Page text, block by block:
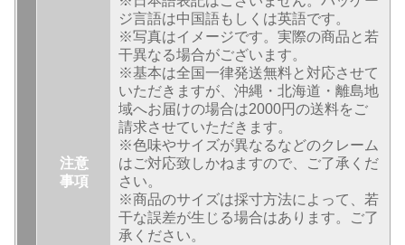
注意
事項
ジ言語は中国語もしくは英語です。
※写真はイメージです。実際の商品と若
干異なる場合がございます。
※基本は全国一律発送無料と対応させて
いただきますが、沖縄・北海道・離島地
域へお届けの場合は2000円の送料をご
請求させていただきます。
※色味やサイズが異なるなどのクレーム
はご対応致しかねますので、ご了承くだ
さい。
※商品のサイズは採寸方法によって、若
干な誤差が生じる場合はあります。ご了
承ください。